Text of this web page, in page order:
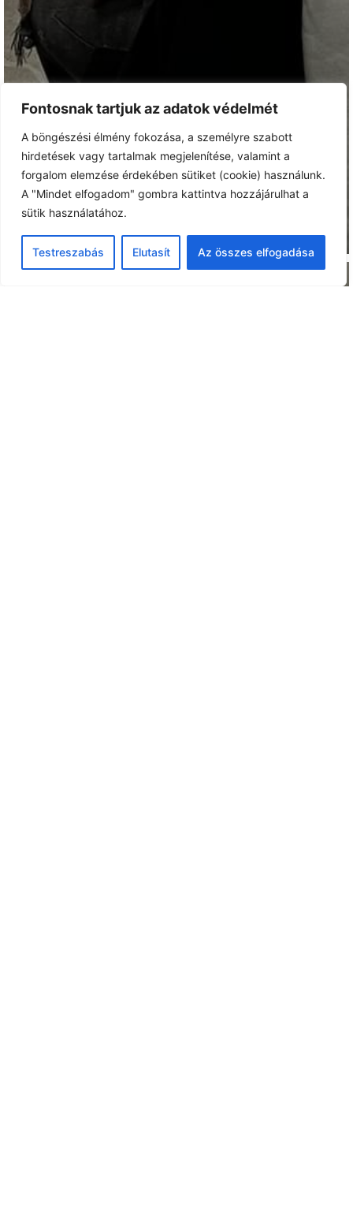
Fontosnak tartjuk az adatok védelmét
A böngészési élmény fokozása, a személyre szabott
hirdetések vagy tartalmak megjelenítése, valamint a
forgalom elemzése érdekében sütiket (cookie) használunk.
A "Mindet elfogadom" gombra kattintva hozzájárulhat a
sütik használatához.
Testreszabás Elutasít Az összes elfogadása